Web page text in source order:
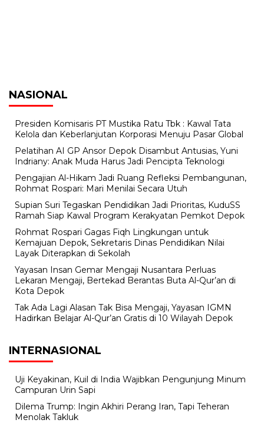
NASIONAL
Presiden Komisaris PT Mustika Ratu Tbk : Kawal Tata
Kelola dan Keberlanjutan Korporasi Menuju Pasar Global
Pelatihan AI GP Ansor Depok Disambut Antusias, Yuni
Indriany: Anak Muda Harus Jadi Pencipta Teknologi
Pengajian Al-Hikam Jadi Ruang Refleksi Pembangunan,
Rohmat Rospari: Mari Menilai Secara Utuh
Supian Suri Tegaskan Pendidikan Jadi Prioritas, KuduSS
Ramah Siap Kawal Program Kerakyatan Pemkot Depok
Rohmat Rospari Gagas Fiqh Lingkungan untuk
Kemajuan Depok, Sekretaris Dinas Pendidikan Nilai
Layak Diterapkan di Sekolah
Yayasan Insan Gemar Mengaji Nusantara Perluas
Lekaran Mengaji, Bertekad Berantas Buta Al-Qur’an di
Kota Depok
Tak Ada Lagi Alasan Tak Bisa Mengaji, Yayasan IGMN
Hadirkan Belajar Al-Qur’an Gratis di 10 Wilayah Depok
INTERNASIONAL
Uji Keyakinan, Kuil di India Wajibkan Pengunjung Minum
Campuran Urin Sapi
Dilema Trump: Ingin Akhiri Perang Iran, Tapi Teheran
Menolak Takluk